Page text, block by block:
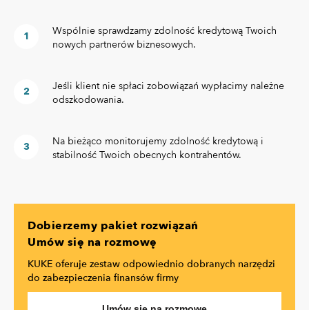
Wspólnie sprawdzamy zdolność kredytową Twoich
nowych partnerów biznesowych.
Jeśli klient nie spłaci zobowiązań wypłacimy należne
odszkodowania.
Na bieżąco monitorujemy zdolność kredytową i
stabilność Twoich obecnych kontrahentów.
Dobierzemy pakiet rozwiązań
Umów się na rozmowę
KUKE oferuje zestaw odpowiednio dobranych narzędzi
do zabezpieczenia finansów firmy